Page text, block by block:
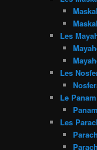
Les
Les
Le
Les